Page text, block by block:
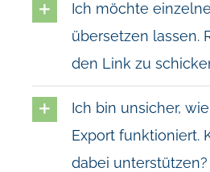
Ich möchte
übersetzen lassen.
den Link zu
Ich bin unsicher,
Export funktioniert.
dabei unterstützen?